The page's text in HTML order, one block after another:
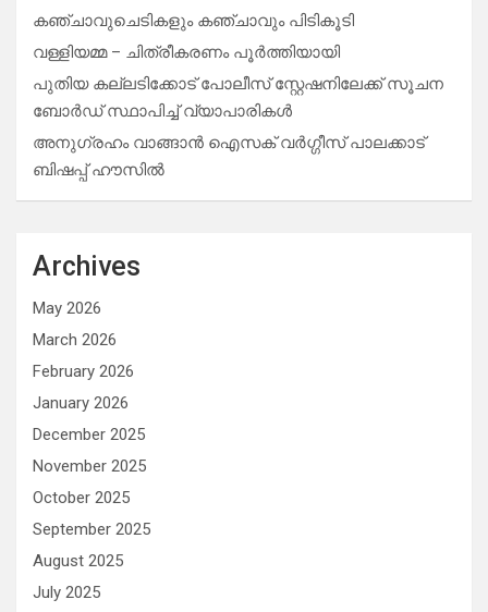
കഞ്ചാവുചെടികളും കഞ്ചാവും പിടികൂടി
വള്ളിയമ്മ – ചിത്രീകരണം പൂർത്തിയായി
പുതിയ കല്ലടിക്കോട് പോലീസ് സ്റ്റേഷനിലേക്ക് സൂചന
ബോർഡ് സ്ഥാപിച്ച് വ്യാപാരികൾ
അനുഗ്രഹം വാങ്ങാൻ ഐസക് വര്‍ഗ്ഗീസ് പാലക്കാട്
ബിഷപ്പ് ഹൗസില്‍
Archives
May 2026
March 2026
February 2026
January 2026
December 2025
November 2025
October 2025
September 2025
August 2025
July 2025